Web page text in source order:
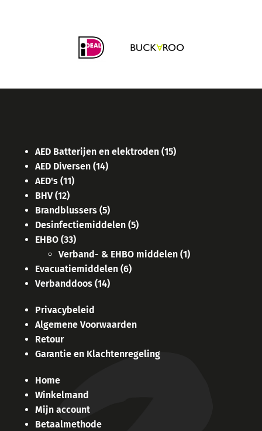
AED Batterijen en elektroden (15)
AED Diversen (14)
AED's (11)
BHV (12)
Brandblussers (5)
Desinfectiemiddelen (5)
EHBO (33)
Verband- & EHBO middelen (1)
Evacuatiemiddelen (6)
Verbanddoos (14)
Privacybeleid
Algemene Voorwaarden
Retour
Garantie en Klachtenregeling
Home
Winkelmand
Mijn account
Betaalmethode